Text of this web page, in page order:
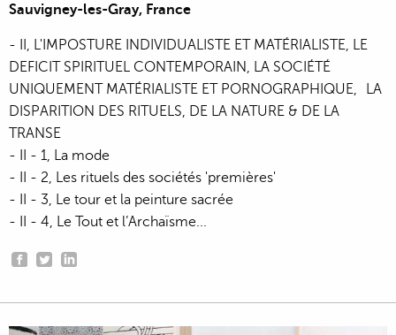
Sauvigney-les-Gray, France
- II, L'IMPOSTURE INDIVIDUALISTE ET MATÉRIALISTE, LE
DEFICIT SPIRITUEL CONTEMPORAIN, LA SOCIÉTÉ
UNIQUEMENT MATÉRIALISTE ET PORNOGRAPHIQUE, LA
DISPARITION DES RITUELS, DE LA NATURE & DE LA
TRANSE
- II - 1, La mode
- II - 2, Les rituels des sociétés 'premières'
- II - 3, Le tour et la peinture sacrée
- II - 4, Le Tout et l’Archaïsme...